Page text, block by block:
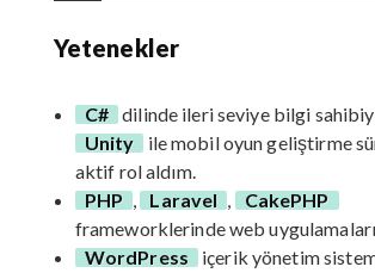
Yetenekler
C# dilinde ileri seviye bilgi
Unity
ile mobil oyun geliştirme
aktif rol aldım.
PHP , Laravel ,
CakePHP
frameworklerinde web
WordPress
içerik yönetim